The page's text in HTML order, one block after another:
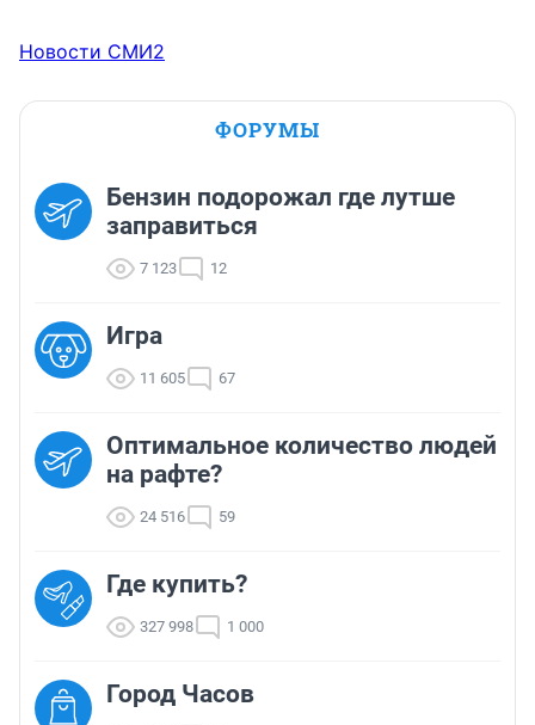
Новости СМИ2
ФОРУМЫ
Бензин подорожал где лутше
заправиться
7 123 12
Игра
11 605 67
Оптимальное количество людей
на рафте?
24 516 59
Где купить?
327 998 1 000
Город Часов